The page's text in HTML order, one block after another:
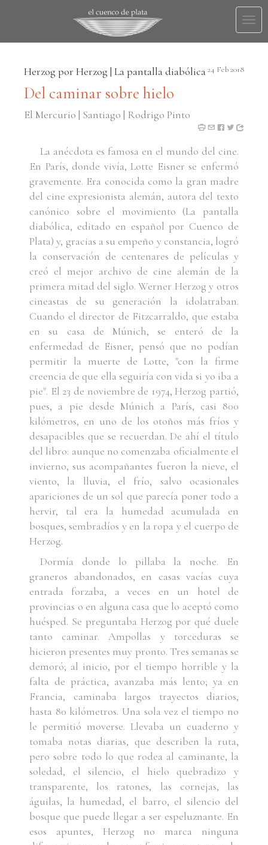
Herzog por Herzog | La pantalla diabólica24 Feb 2018
Del caminar sobre hielo
El Mercurio | Santiago | Rodrigo Pinto
La anécdota es famosa en el mundo del cine.
En París, donde vivía, Lotte Eisner se enfermó
gravemente. Era conocida como la gran madre
del cine expresionista alemán, autora del texto
canónico sobre el movimiento (La pantalla
diabólica, editado en español por Cuenco de
Plata) y, gracias a su empeño y constancia, logró
la conservación de centenares de películas y
creó el mejor archivo de cine alemán de la
primera mitad del siglo. Werner Herzog y otros
cineastas de su generación la idolatraban.
Cuando el director de Fitzcarraldo, que estaba
en su casa de Múnich, se enteró de la
enfermedad de Eisner, pensó que no podían
permitir la muerte de Lotte, "con la firme
creencia de que ella seguiría con vida si yo iba a
pie". El 23 de noviembre de 1974, Herzog partió,
pues, a pie desde Múnich a París, casi 800
kilómetros, en uno de los otoños más fríos y
desapacibles que se recuerdan. De ahí el título
del libro: aunque no comenzaba oficialmente el
invierno, sus acompañantes fueron la nieve, el
viento, la lluvia, el frío, salvo ocasionales
apariciones de un sol que parecía poner todo a
hervir, tal era la humedad acumulada en
bosques, sembradíos y en la ropa y el cuerpo de
Herzog.
Dormía donde lo pillaba la noche. En
graneros abandonados, en casas vacías cuya
entrada forzaba, a veces en un hotel de
provincias o en alguna casa que lo aceptó como
huésped. Se preguntaba Herzog por qué duele
tanto caminar. Ampollas y torceduras se
hicieron presentes muy pronto. Tres semanas se
demoró; al inicio, por el tiempo horrible y la
falta de práctica, avanzaba más lento; ya en
Francia, caminaba largos trayectos diarios,
hasta 80 kilómetros. Una sola vez el tiempo no
le permitió moverse. Llevaba un cuaderno y
tomaba notas diarias, que describen la ruta,
pero sobre todo lo que rodea al caminante, la
soledad, el silencio, el hielo quebradizo y
transparente, los ratones, las cornejas, las
águilas, la humedad, el barro, el silencio del
bosque que puede llegar a ser espeluznante. En
esos apuntes, Herzog no marca ninguna